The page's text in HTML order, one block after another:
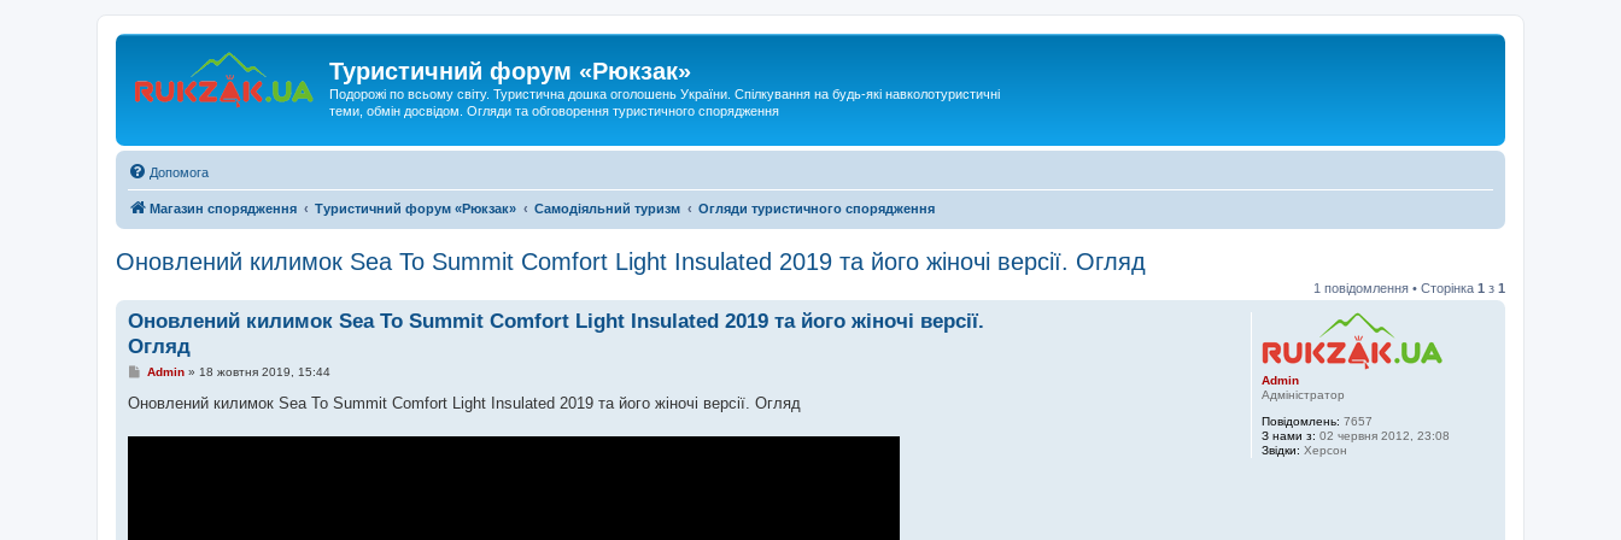
Туристичний форум «Рюкзак»
Подорожі по всьому світу. Туристична дошка оголошень України. Спілкування на будь-які навколотуристичні
теми, обмін досвідом. Огляди та обговорення туристичного спорядження
Допомога
Магазин спорядження Туристичний форум «Рюкзак» Самодіяльний туризм Огляди туристичного спорядження
Оновлений килимок Sea To Summit Comfort Light Insulated 2019 та його жіночі версії. Огляд
1 повідомлення • Сторінка 1 з 1
Admin
Адміністратор
Повідомлень: 7657
З нами з: 02 червня 2012, 23:08
Звідки: Херсон
Оновлений килимок Sea To Summit Comfort Light Insulated 2019 та його жіночі версії.
Огляд
П
в
Admin» 18 жовтня 2019, 15:44
Оновлений килимок Sea To Summit Comfort Light Insulated 2019 та його жіночі версії. Огляд